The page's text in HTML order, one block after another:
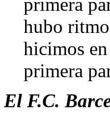
hubo
hicimos
primera
El F.C.